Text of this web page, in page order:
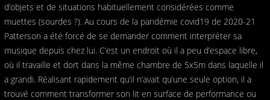
d’objets et de situations habituellement considérées comme
muettes (sourdes ?). Au cours de la pandémie covid19 de 2020-21
Patterson a été forcé de se demander comment interpréter sa
musique depuis chez lui. C’est un endroit où il a peu d’espace libre,
où il travaille et dort dans la même chambre de 5x5m dans laquelle il
a grandi. Réalisant rapidement qu’il n’avait qu’une seule option, il a
trouvé comment transformer son lit en surface de performance ou